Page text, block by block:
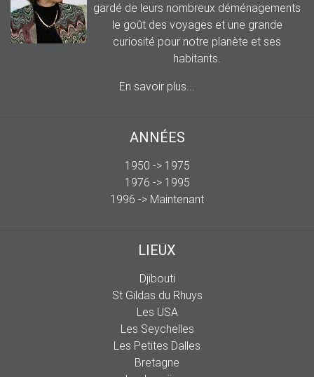
gardé de leurs nombreux déménagements
le goût des voyages et une grande
curiosité pour notre planète et ses
habitants.
En savoir plus...
ANNÉES
1950 -> 1975
1976 -> 1995
1996 -> Maintenant
LIEUX
Djibouti
St Gildas du Rhuys
Les USA
Les Seychelles
Les Petites Dalles
Bretagne